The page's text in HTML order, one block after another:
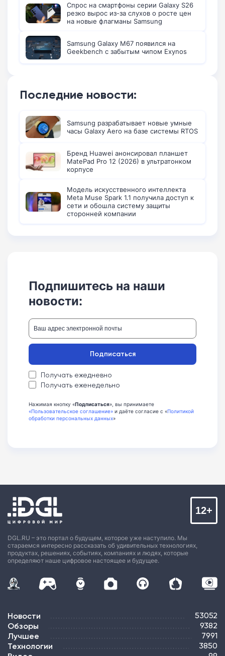
Спрос на смартфоны серии Galaxy S26
резко вырос из-за слухов о росте цен
на новые флагманы Samsung
Samsung Galaxy M67 появился на
Geekbench с забытым чипом Exynos
Последние новости:
Samsung разрабатывает новые умные
часы Galaxy Aero на базе системы RTOS
Бренд Huawei анонсировал планшет
MatePad Pro 12 (2026) в ультратонком
корпусе
Модель искусственного интеллекта
Meta Muse Spark 1.1 получила доступ к
сети и обошла систему защиты
сторонней компании
Подпишитесь на наши
новости:
Получать ежедневно
Получать еженедельно
Подписаться
Нажимая кнопку «Подписаться», вы принимаете
«Пользовательское соглашение» и даёте согласие с «Политикой
обработки персональных данных»
DGL.RU – это портал о будущем, которое уже наступило. Мы
стараемся интересно рассказать об удивительных технологиях,
продуктах, решениях, событиях, компаниях и людях, которые
определяют наше цифровое настоящее и будущее.
12+
Новости 53052
Обзоры 9382
Лучшее 7991
Технологии 3850